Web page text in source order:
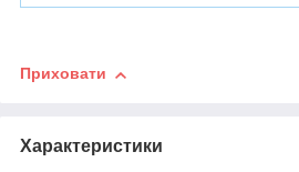
Приховати
Характеристики